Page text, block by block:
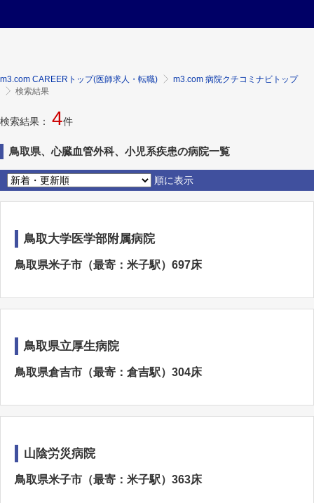
m3.com CAREERトップ(医師求人・転職)
m3.com 病院クチコミナビトップ
検索結果
検索結果： 4件
鳥取県、心臓血管外科、小児系疾患の病院一覧
順に表示
鳥取大学医学部附属病院
鳥取県米子市（最寄：米子駅）697床
鳥取県立厚生病院
鳥取県倉吉市（最寄：倉吉駅）304床
山陰労災病院
鳥取県米子市（最寄：米子駅）363床